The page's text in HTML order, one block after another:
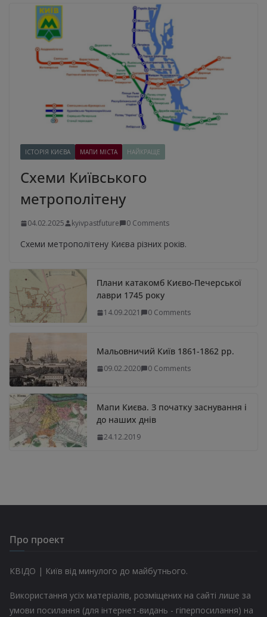
ІСТОРІЯ КИЄВА МАПИ МІСТА НАЙКРАЩЕ
Схеми Київського
метрополітену
04.02.2025 kyivpastfuture 0 Comments
Схеми метрополітену Києва різних років.
Плани катакомб Києво-Печерської
лаври 1745 року
14.09.2021 0 Comments
Мальовничий Київ 1861-1862 рр.
09.02.2020 0 Comments
Мапи Києва. З початку заснування і
до наших днів
24.12.2019
Про проект
КВІДО | Київ від минулого до майбутнього.
Використання усіх матеріалів, розміщених на сайті лише за
умови посилання (для інтернет-видань - гіперпосилання) на